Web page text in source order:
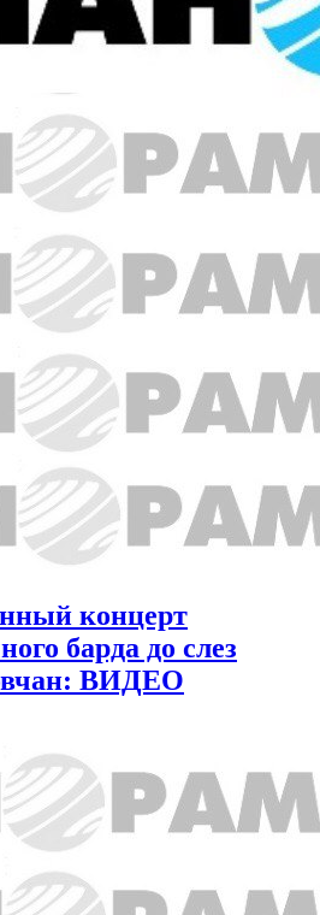
концерт
барда до слез
ВИДЕО